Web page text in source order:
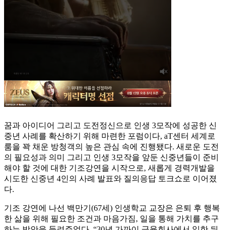
꿈과 아이디어 그리고 도전정신으로 인생 3모작에 성공한 신
중년 사례를 확산하기 위해 마련한 포럼이다, aT센터 세계로
룸을 꽉 채운 방청객의 높은 관심 속에 진행됐다. 새로운 도전
의 필요성과 의미 그리고 인생 3모작을 앞둔 신중년들이 준비
해야 할 것에 대한 기조강연을 시작으로, 새롭게 경력개발을
시도한 신중년 4인의 사례 발표와 질의응답 토크쇼로 이어졌
다.
기조 강연에 나선 백만기(67세) 인생학교 교장은 은퇴 후 행복
한 삶을 위해 필요한 조건과 마음가짐, 일을 통해 가치를 추구